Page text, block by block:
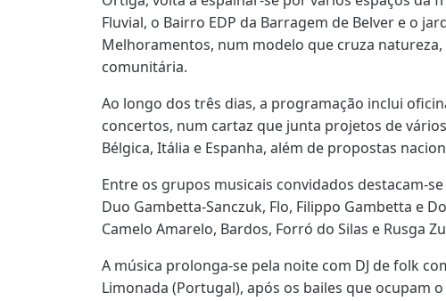
Fluvial, o Bairro EDP da Barragem de Belver e o
Melhoramentos, num modelo que cruza
comunitária.
Ao longo dos três dias, a programação inclui
concertos, num cartaz que junta projetos de
Bélgica, Itália e Espanha, além de propostas
Entre os grupos musicais convidados destacam-
Duo Gambetta-Sanczuk, Flo, Filippo Gambetta e
Camelo Amarelo, Bardos, Forró do Silas e Rusga
A música prolonga-se pela noite com DJ de folk
Limonada (Portugal), após os bailes que ocupam